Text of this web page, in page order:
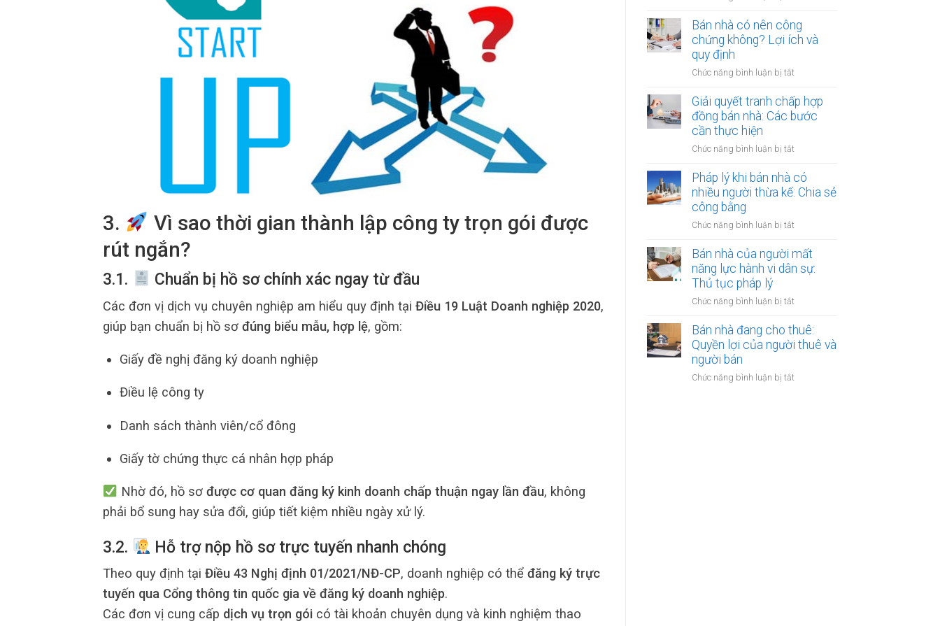
3.
Vì sao thời gian thành lập công ty trọn gói được
rút ngắn?
3.1. Chuẩn bị hồ sơ chính xác ngay từ đầu
Các đơn vị dịch vụ chuyên nghiệp am hiểu quy định tại Điều 19 Luật Doanh nghiệp 2020,
giúp bạn chuẩn bị hồ sơ đúng biểu mẫu, hợp lệ, gồm:
Giấy đề nghị đăng ký doanh nghiệp
Điều lệ công ty
Danh sách thành viên/cổ đông
Giấy tờ chứng thực cá nhân hợp pháp
Nhờ đó, hồ sơ được cơ quan đăng ký kinh doanh chấp thuận ngay lần đầu, không
phải bổ sung hay sửa đổi, giúp tiết kiệm nhiều ngày xử lý.
3.2. Hỗ trợ nộp hồ sơ trực tuyến nhanh chóng
Theo quy định tại Điều 43 Nghị định 01/2021/NĐ-CP, doanh nghiệp có thể đăng ký trực
tuyến qua Cổng thông tin quốc gia về đăng ký doanh nghiệp.
Các đơn vị cung cấp dịch vụ trọn gói có tài khoản chuyên dụng và kinh nghiệm thao
có
thụ
lợi
người
vệ
ra
sao?
ro
khi
chưa
sổ
đỏ
Bán nhà có nên công
chứng không? Lợi ích và
quy định
Chức năng bình luận bị tắt
nhà
có
chứng
Lợi
ích
Giải quyết tranh chấp hợp
đồng bán nhà: Các bước
cần thực hiện
Chức năng bình luận bị tắt
quyết
tranh
đồng
nhà:
Các
Pháp lý khi bán nhà có
nhiều người thừa kế: Chia sẻ
công bằng
Chức năng bình luận bị tắt
lý
khi
có
người
thừa
Bán nhà của người mất
năng lực hành vi dân sự:
Thủ tục pháp lý
Chức năng bình luận bị tắt
nhà
của
năng
Bán nhà đang cho thuê:
Quyền lợi của người thuê và
người bán
Chức năng bình luận bị tắt